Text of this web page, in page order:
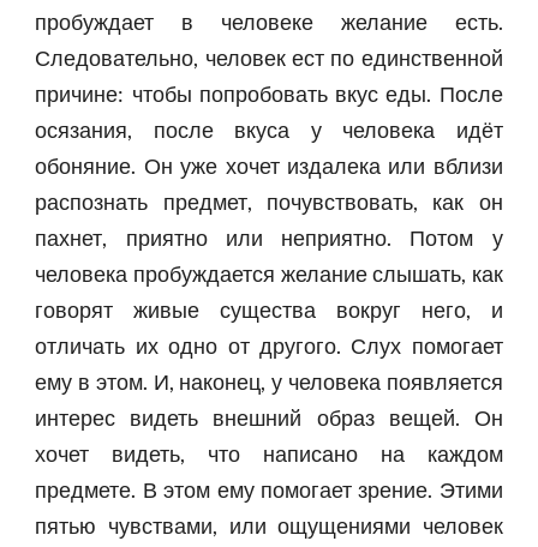
пробуждает в человеке желание есть.
Следовательно, человек ест по единственной
причине: чтобы попробовать вкус еды. После
осязания, после вкуса у человека идёт
обоняние. Он уже хочет издалека или вблизи
распознать предмет, почувствовать, как он
пахнет, приятно или неприятно. Потом у
человека пробуждается желание слышать, как
говорят живые существа вокруг него, и
отличать их одно от другого. Слух помогает
ему в этом. И, наконец, у человека появляется
интерес видеть внешний образ вещей. Он
хочет видеть, что написано на каждом
предмете. В этом ему помогает зрение. Этими
пятью чувствами, или ощущениями человек